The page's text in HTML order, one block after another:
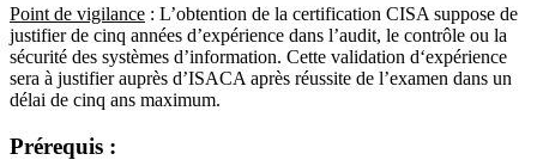
Point de vigilance : L’obtention de la certification CISA suppose de
justifier de cinq années d’expérience dans l’audit, le contrôle ou la
sécurité des systèmes d’information. Cette validation d‘expérience
sera à justifier auprès d’ISACA après réussite de l’examen dans un
délai de cinq ans maximum.
Prérequis :